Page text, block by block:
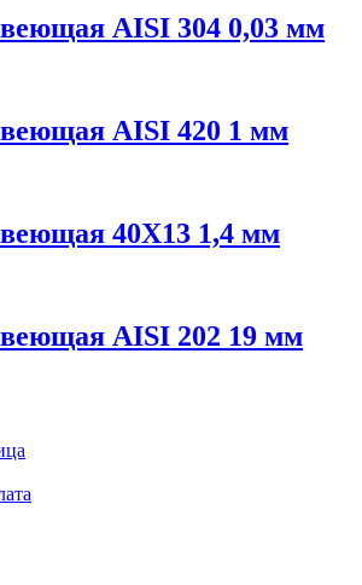
AISI 304 0,03 мм
AISI 420 1 мм
40Х13 1,4 мм
AISI 202 19 мм